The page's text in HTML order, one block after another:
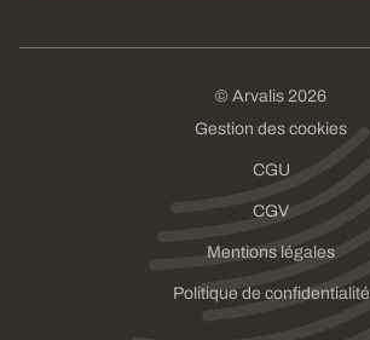
© Arvalis 2026
Gestion des cookies
CGU
CGV
Mentions légales
Politique de confidentialité